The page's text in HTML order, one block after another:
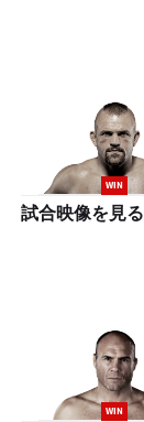
WIN
試合映像を見る
WIN